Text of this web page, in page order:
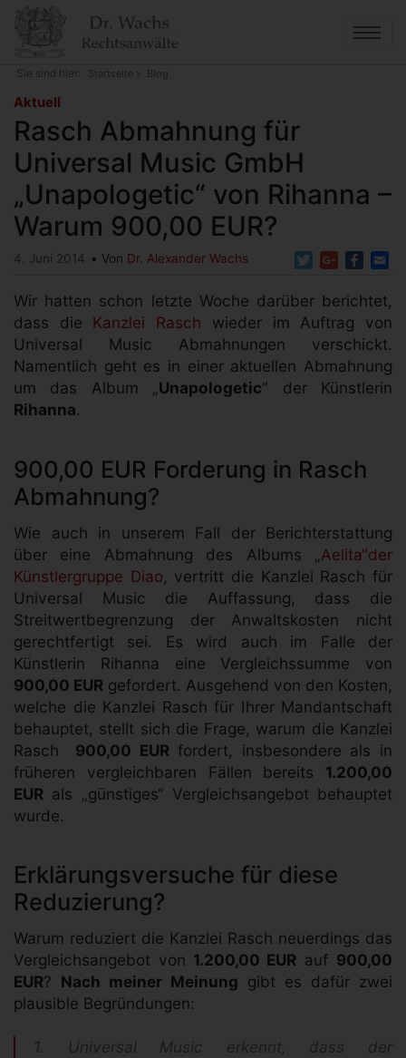
Direkt
zum
Sie sind hier: Startseite
Blog
Aktuell
Rasch Abmahnung für
Universal Music GmbH
„Unapologetic“ von Rihanna –
Warum 900,00 EUR?
TwitterGoogle+
4. Juni 2014 Von Dr. Alexander Wachs
Wir hatten schon letzte Woche darüber berichtet,
dass die Kanzlei Rasch wieder im Auftrag von
Universal Music Abmahnungen verschickt.
Namentlich geht es in einer aktuellen Abmahnung
um das Album „Unapologetic“ der Künstlerin
Rihanna.
900,00 EUR Forderung in Rasch
Abmahnung?
Wie auch in unserem Fall der Berichterstattung
über eine Abmahnung des Albums „ Aelita“der
Künstlergruppe Diao, vertritt die Kanzlei Rasch für
Universal Music die Auffassung, dass die
Streitwertbegrenzung der Anwaltskosten nicht
gerechtfertigt sei. Es wird auch im Falle der
Künstlerin Rihanna eine Vergleichssumme von
900,00 EUR gefordert. Ausgehend von den Kosten,
welche die Kanzlei Rasch für Ihrer Mandantschaft
behauptet, stellt sich die Frage, warum die Kanzlei
Rasch
900,00 EUR fordert, insbesondere als in
früheren vergleichbaren Fällen bereits 1.200,00
EUR als „günstiges“ Vergleichsangebot behauptet
wurde.
Erklärungsversuche für diese
Reduzierung?
Warum reduziert die Kanzlei Rasch neuerdings das
Vergleichsangebot von 1.200,00 EUR auf 900,00
EUR? Nach meiner Meinung gibt es dafür zwei
plausible Begründungen:
1. Universal Music erkennt, dass der